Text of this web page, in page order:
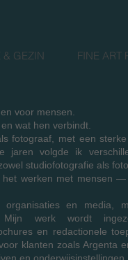
& GEZIN FINE ART
voor mensen.
wat hen verbindt.
fotograaf, met een
jaren volgde ik
studiofotografie als
het werken met mensen
en media,
Mijn werk wordt
en redactionele
klanten zoals Argenta